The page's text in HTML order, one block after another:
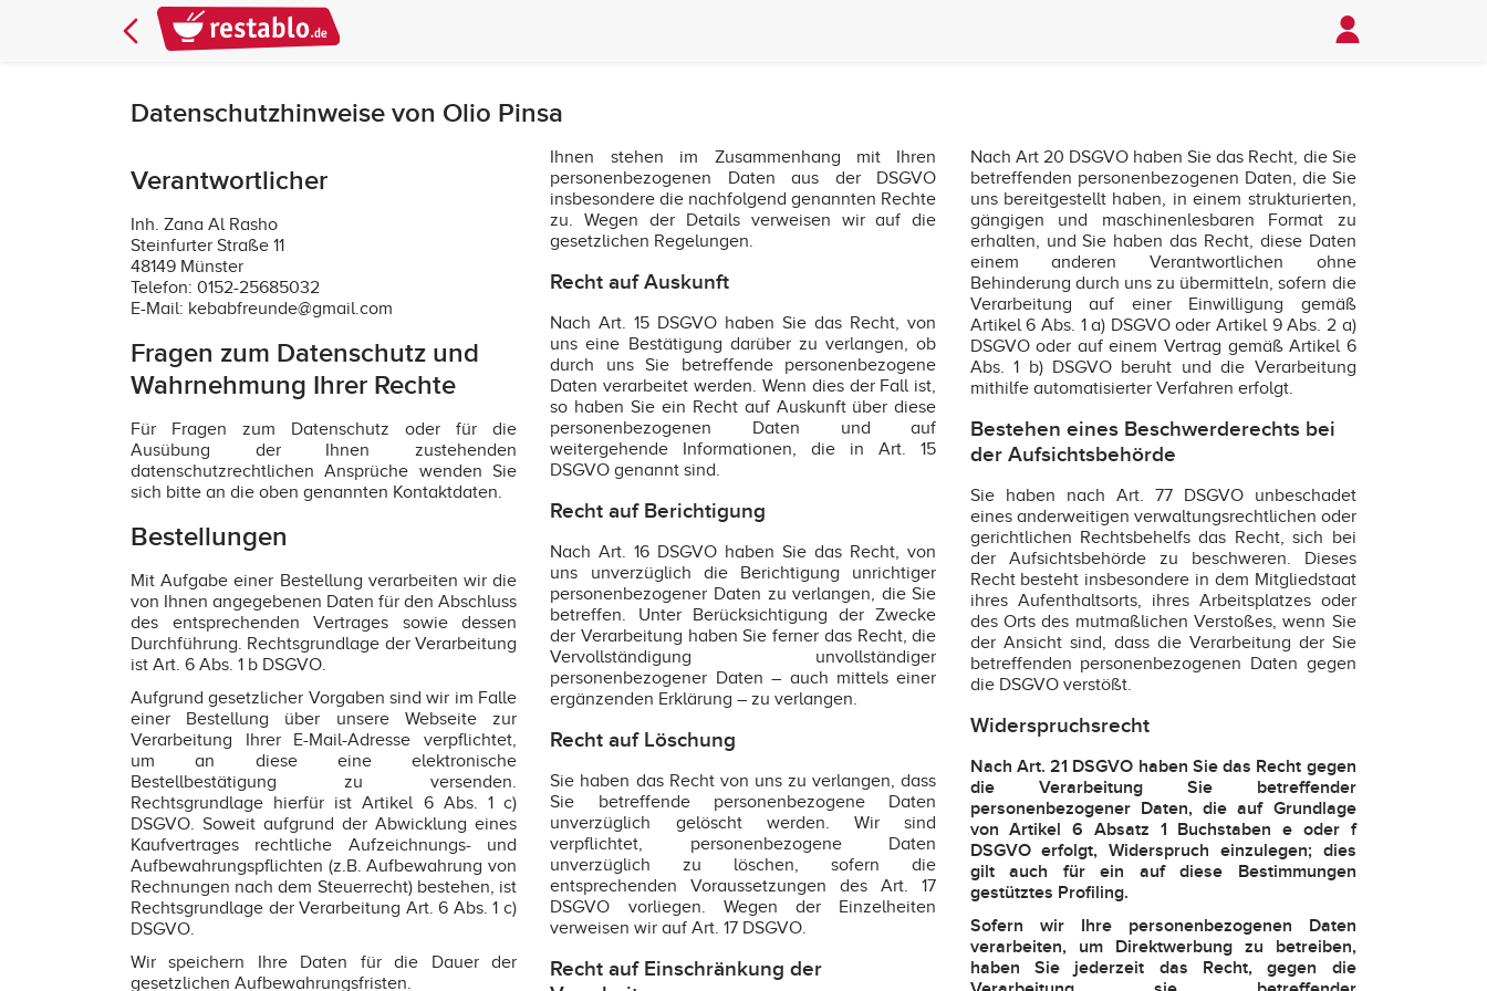
Datenschutzhinweise von Olio Pinsa
Verantwortlicher
Inh. Zana Al Rasho
Steinfurter Straße 11
48149 Münster
Telefon: 0152-25685032
E-Mail: kebabfreunde@gmail.com
Fragen zum Datenschutz und
Wahrnehmung Ihrer Rechte
Für Fragen zum Datenschutz oder für die
Ausübung der Ihnen zustehenden
datenschutzrechtlichen Ansprüche wenden Sie
sich bitte an die oben genannten Kontaktdaten.
Bestellungen
Mit Aufgabe einer Bestellung verarbeiten wir die
von Ihnen angegebenen Daten für den Abschluss
des entsprechenden Vertrages sowie dessen
Durchführung. Rechtsgrundlage der Verarbeitung
ist Art. 6 Abs. 1 b DSGVO.
Aufgrund gesetzlicher Vorgaben sind wir im Falle
einer Bestellung über unsere Webseite zur
Verarbeitung Ihrer E-Mail-Adresse verpflichtet,
um an diese eine elektronische
Bestellbestätigung zu versenden.
Rechtsgrundlage hierfür ist Artikel 6 Abs. 1 c)
DSGVO. Soweit aufgrund der Abwicklung eines
Kaufvertrages rechtliche Aufzeichnungs- und
Aufbewahrungspflichten (z.B. Aufbewahrung von
Rechnungen nach dem Steuerrecht) bestehen, ist
Rechtsgrundlage der Verarbeitung Art. 6 Abs. 1 c)
DSGVO.
Wir speichern Ihre Daten für die Dauer der
gesetzlichen Aufbewahrungsfristen.
Ihnen stehen im Zusammenhang mit Ihren
personenbezogenen Daten aus der DSGVO
insbesondere die nachfolgend genannten Rechte
zu. Wegen der Details verweisen wir auf die
gesetzlichen Regelungen.
Recht auf Auskunft
Nach Art. 15 DSGVO haben Sie das Recht, von
uns eine Bestätigung darüber zu verlangen, ob
durch uns Sie betreffende personenbezogene
Daten verarbeitet werden. Wenn dies der Fall ist,
so haben Sie ein Recht auf Auskunft über diese
personenbezogenen Daten und auf
weitergehende Informationen, die in Art. 15
DSGVO genannt sind.
Recht auf Berichtigung
Nach Art. 16 DSGVO haben Sie das Recht, von
uns unverzüglich die Berichtigung unrichtiger
personenbezogener Daten zu verlangen, die Sie
betreffen. Unter Berücksichtigung der Zwecke
der Verarbeitung haben Sie ferner das Recht, die
Vervollständigung unvollständiger
personenbezogener Daten – auch mittels einer
ergänzenden Erklärung – zu verlangen.
Recht auf Löschung
Sie haben das Recht von uns zu verlangen, dass
Sie betreffende personenbezogene Daten
unverzüglich gelöscht werden. Wir sind
verpflichtet, personenbezogene Daten
unverzüglich zu löschen, sofern die
entsprechenden Voraussetzungen des Art. 17
DSGVO vorliegen. Wegen der Einzelheiten
verweisen wir auf Art. 17 DSGVO.
Recht auf Einschränkung der
Nach Art 20 DSGVO haben Sie das Recht, die Sie
betreffenden personenbezogenen Daten, die Sie
uns bereitgestellt haben, in einem strukturierten,
gängigen und maschinenlesbaren Format zu
erhalten, und Sie haben das Recht, diese Daten
einem anderen Verantwortlichen ohne
Behinderung durch uns zu übermitteln, sofern die
Verarbeitung auf einer Einwilligung gemäß
Artikel 6 Abs. 1 a) DSGVO oder Artikel 9 Abs. 2 a)
DSGVO oder auf einem Vertrag gemäß Artikel 6
Abs. 1 b) DSGVO beruht und die Verarbeitung
mithilfe automatisierter Verfahren erfolgt.
Bestehen eines Beschwerderechts bei
der Aufsichtsbehörde
Sie haben nach Art. 77 DSGVO unbeschadet
eines anderweitigen verwaltungsrechtlichen oder
gerichtlichen Rechtsbehelfs das Recht, sich bei
der Aufsichtsbehörde zu beschweren. Dieses
Recht besteht insbesondere in dem Mitgliedstaat
ihres Aufenthaltsorts, ihres Arbeitsplatzes oder
des Orts des mutmaßlichen Verstoßes, wenn Sie
der Ansicht sind, dass die Verarbeitung der Sie
betreffenden personenbezogenen Daten gegen
die DSGVO verstößt.
Widerspruchsrecht
Nach Art. 21 DSGVO haben Sie das Recht gegen
die Verarbeitung Sie betreffender
personenbezogener Daten, die auf Grundlage
von Artikel 6 Absatz 1 Buchstaben e oder f
DSGVO erfolgt, Widerspruch einzulegen; dies
gilt auch für ein auf diese Bestimmungen
gestütztes Profiling.
Sofern wir Ihre personenbezogenen Daten
verarbeiten, um Direktwerbung zu betreiben,
haben Sie jederzeit das Recht, gegen die